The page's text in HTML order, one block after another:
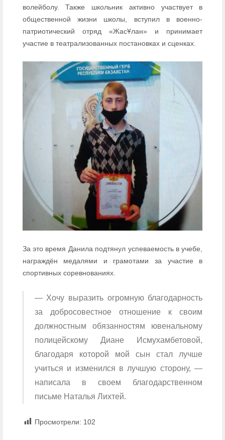
волейболу. Также школьник активно участвует в
общественной жизни школы, вступил в военно-
патриотический отряд «ЖасҰлан» и принимает
участие в театрализованных постановках и сценках.
За это время Данила подтянул успеваемость в учебе,
награждён медалями и грамотами за участие в
спортивных соревнованиях.
— Хочу выразить огромную благодарность
за добросовестное отношение к своим
должностным обязанностям ювенальному
полицейскому Диане Исмухамбетовой,
благодаря которой мой сын стал лучше
учиться и изменился в лучшую сторону, —
написала в своем благодарственном
письме Наталья Лихтей.
Просмотрели: 102